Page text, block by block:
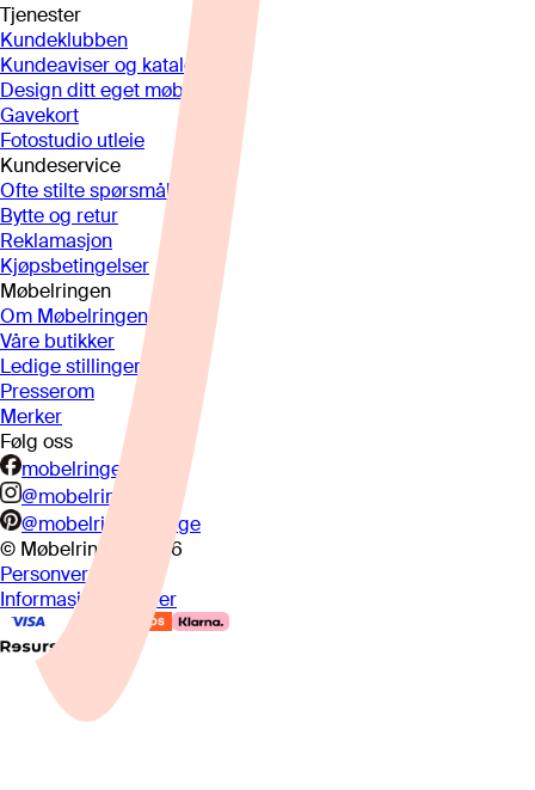
Tjenester
Kundeklubben
Kundeaviser og kataloger
Design ditt eget møbel
Gavekort
Fotostudio utleie
Kundeservice
Ofte stilte spørsmål
Bytte og retur
Reklamasjon
Kjøpsbetingelser
Møbelringen
Om Møbelringen
Våre butikker
Ledige stillinger
Presserom
Merker
Følg oss
mobelringen.no
@mobelringen
@mobelringennorge
© Møbelringen
2026
Personvern
Informasjonskapsler